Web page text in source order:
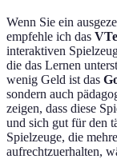
Wenn Sie ein
empfehle ich das
interaktiven
die das Lernen
wenig Geld ist das
sondern auch
zeigen, dass diese
und sich gut für den
Spielzeuge, die
aufrechtzuerhalten,